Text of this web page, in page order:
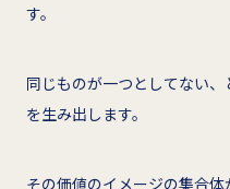
す。
同じものが一つとしてない
を生み出します。
その価値のイメージの集合体